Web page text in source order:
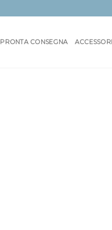
PRONTA CONSEGNA